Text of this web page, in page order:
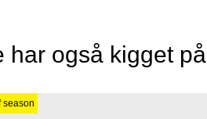
har også kigget på
season